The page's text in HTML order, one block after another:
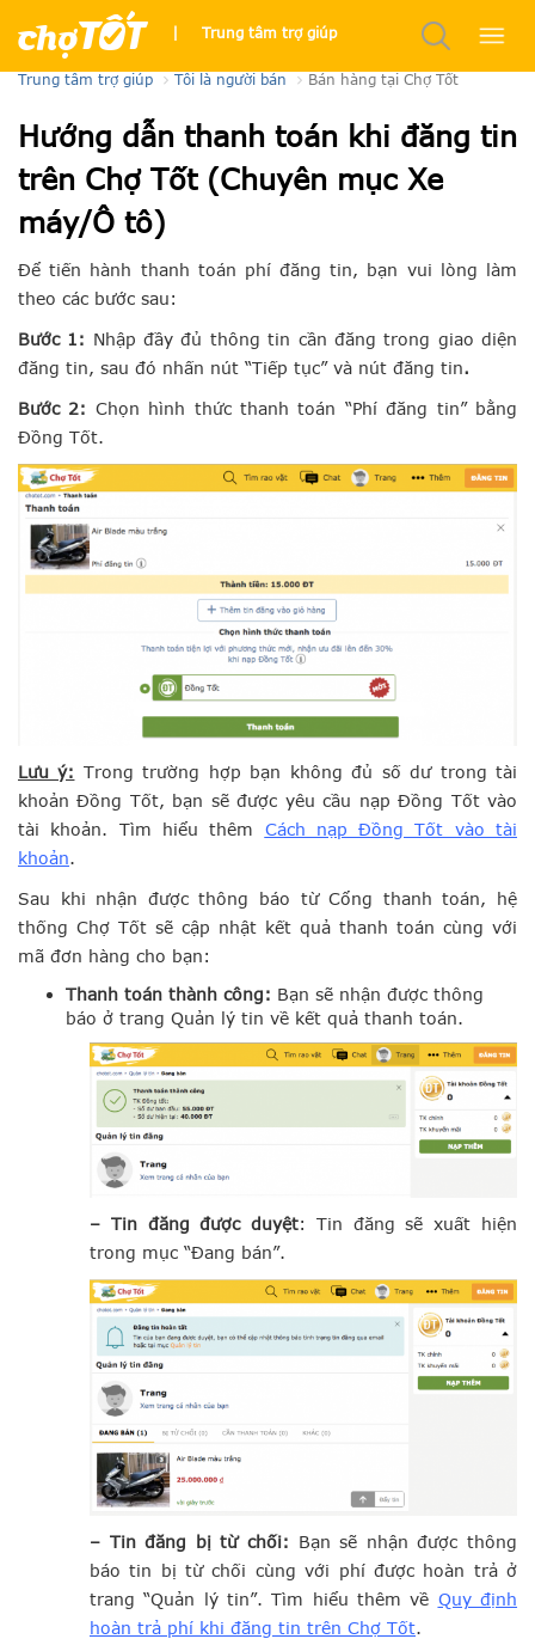
Trung tâm trợ giúp
Chuyên mục Xe
Trung tâm trợ giúp Tôi là người bán Bán hàng tại Chợ Tốt
Hướng dẫn thanh toán khi đăng tin
trên Chợ Tốt (Chuyên mục Xe
máy/Ô tô)
Để tiến hành thanh toán phí đăng tin, bạn vui lòng làm
theo các bước sau:
Bước 1: Nhập đầy đủ thông tin cần đăng trong giao diện
đăng tin, sau đó nhấn nút “Tiếp tục” và nút đăng tin.
Bước 2: Chọn hình thức thanh toán “Phí đăng tin” bằng
Đồng Tốt.
Lưu ý: Trong trường hợp bạn không đủ số dư trong tài
khoản Đồng Tốt, bạn sẽ được yêu cầu nạp Đồng Tốt vào
tài khoản. Tìm hiểu thêm Cách nạp Đồng Tốt vào tài
khoản.
Sau khi nhận được thông báo từ Cổng thanh toán, hệ
thống Chợ Tốt sẽ cập nhật kết quả thanh toán cùng với
mã đơn hàng cho bạn:
Thanh toán thành công: Bạn sẽ nhận được thông
báo ở trang Quản lý tin về kết quả thanh toán.
– Tin đăng được duyệt: Tin đăng sẽ xuất hiện
trong mục “Đang bán”.
– Tin đăng bị từ chối: Bạn sẽ nhận được thông
báo tin bị từ chối cùng với phí được hoàn trả ở
trang “Quản lý tin”. Tìm hiểu thêm về Quy định
hoàn trả phí khi đăng tin trên Chợ Tốt.